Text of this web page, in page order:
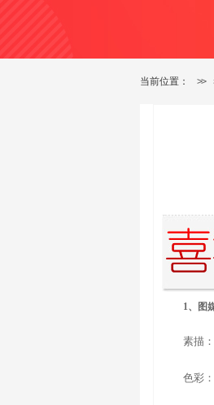
当前位置： >>
1、图
素描
色彩